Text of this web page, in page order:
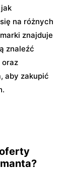
na różnych
znajduje
znaleźć
oraz
aby zakupić